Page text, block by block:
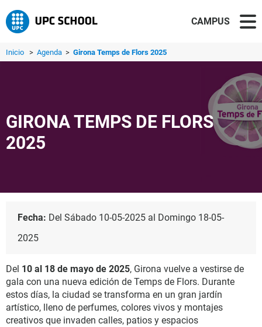
CAMPUS
Inicio > Agenda > Girona Temps de Flors 2025
GIRONA TEMPS DE FLORS
2025
Fecha: Del Sábado 10-05-2025 al Domingo 18-05-
2025
Del 10 al 18 de mayo de 2025, Girona vuelve a vestirse de
gala con una nueva edición de Temps de Flors. Durante
estos días, la ciudad se transforma en un gran jardín
artístico, lleno de perfumes, colores vivos y montajes
creativos que invaden calles, patios y espacios